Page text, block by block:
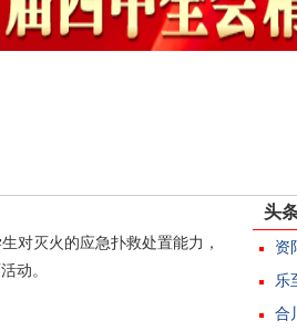
对灭火的应急扑救处置能力，
动。
头
资
乐
合